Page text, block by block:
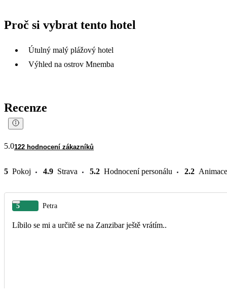
Proč si vybrat tento hotel
Útulný malý plážový hotel
Výhled na ostrov Mnemba
Recenze
5.0122 hodnocení zákazníků
5 Pokoj 4.9 Strava 5.2 Hodnocení personálu 2.2 Animace
5 Petra
Líbilo se mi a určitě se na Zanzibar ještě vrátím..